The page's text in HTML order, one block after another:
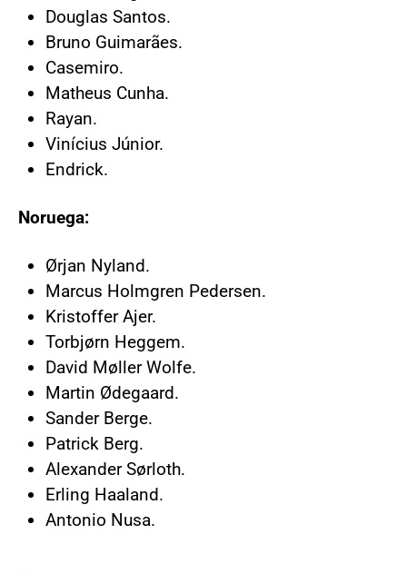
Douglas Santos.
Bruno Guimarães.
Casemiro.
Matheus Cunha.
Rayan.
Vinícius Júnior.
Endrick.
Noruega:
Ørjan Nyland.
Marcus Holmgren Pedersen.
Kristoffer Ajer.
Torbjørn Heggem.
David Møller Wolfe.
Martin Ødegaard.
Sander Berge.
Patrick Berg.
Alexander Sørloth.
Erling Haaland.
Antonio Nusa.